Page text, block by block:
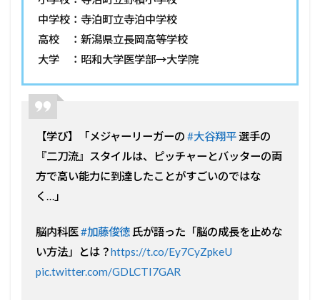
中学校：寺泊町立寺泊中学校
高校 ：新潟県立長岡高等学校
大学 ：昭和大学医学部→大学院
【学び】「メジャーリーガーの #大谷翔平選手の
『二刀流』スタイルは、ピッチャーとバッターの両
方で高い能力に到達したことがすごいのではな
く…」
脳内科医#加藤俊徳 氏が語った「脳の成長を止めな
い方法」とは？https://t.co/Ey7CyZpkeU
pic.twitter.com/GDLCTI7GAR